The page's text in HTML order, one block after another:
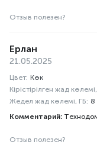
Отзыв полезен?
Ерлан
21.05.2025
Цвет: Көк
Кірістірілген жад
Жедел жад көлемі, ГБ: 8
Комментарий:
Отзыв полезен?